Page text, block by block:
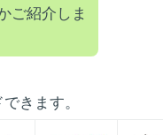
ご紹介しま
きます。